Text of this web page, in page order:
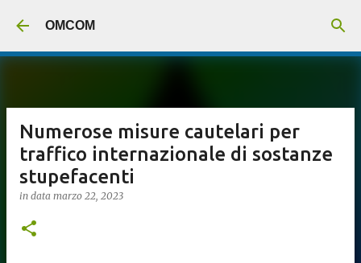
OMCOM
Numerose misure cautelari per
traffico internazionale di sostanze
stupefacenti
in data marzo 22, 2023